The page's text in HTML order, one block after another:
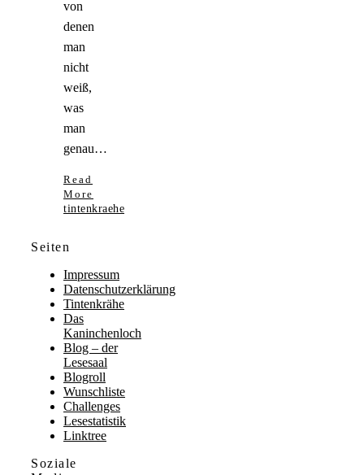
von
denen
man
nicht
weiß,
was
man
genau…
Read
More
tintenkraehe
Seiten
Impressum
Datenschutzerklärung
Tintenkrähe
Das
Kaninchenloch
Blog – der
Lesesaal
Blogroll
Wunschliste
Challenges
Lesestatistik
Linktree
Soziale